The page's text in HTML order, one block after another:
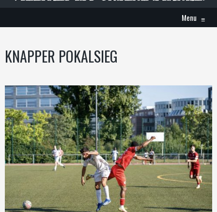
Menu ≡
KNAPPER POKALSIEG